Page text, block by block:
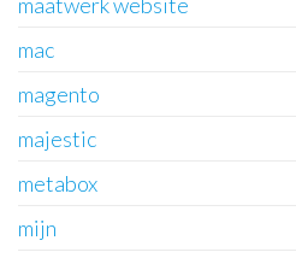
mac
magento
majestic
metabox
mijn